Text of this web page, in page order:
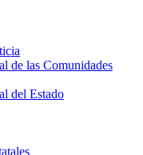
de las Comunidades
del Estado